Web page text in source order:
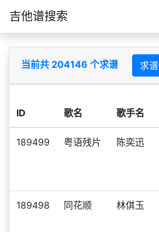
吉他谱搜索
当前共 204146 个求谱 求谱
ID 歌名 歌手名
189499 粤语残片 陈奕迅
189498 同花顺 林倛玉